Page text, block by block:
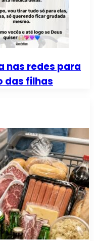
nas redes para
das filhas